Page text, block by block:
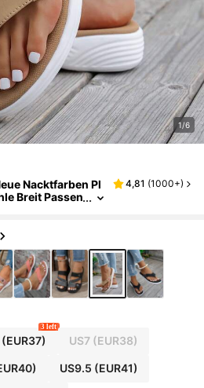
1/6
Nacktfarben Pl
Breit Passen
Damen Bedruckt
4,81 (1000+)
(EUR37)
3 left
US7(EUR38)
US9.5 (EUR41)